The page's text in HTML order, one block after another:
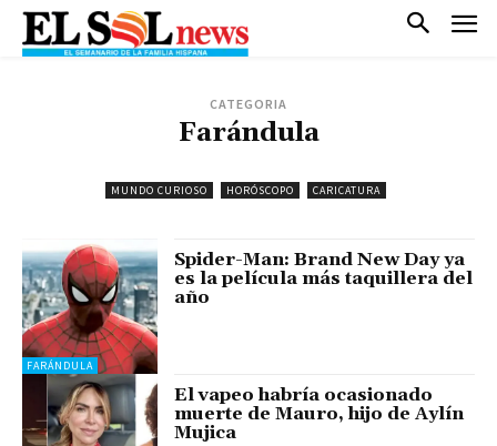
CATEGORIA
Farándula
MUNDO CURIOSO HORÓSCOPO CARICATURA
FARÁNDULA
Spider-Man: Brand New Day ya
es la película más taquillera del
año
El vapeo habría ocasionado
muerte de Mauro, hijo de Aylín
Mujica